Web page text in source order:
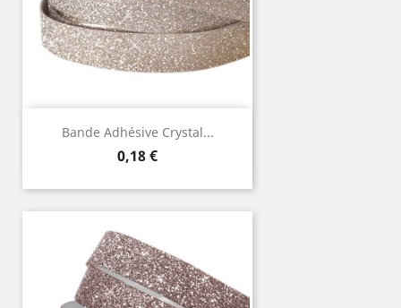
Bande Adhésive Crystal...
Prix
0,18 €